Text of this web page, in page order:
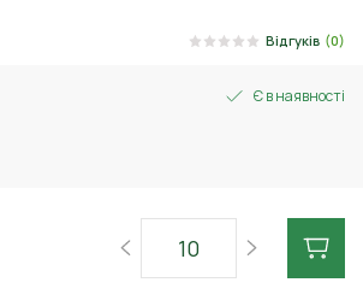
Відгуків (0)
Є в наявності